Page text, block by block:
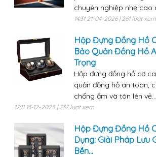
chuyên nghiệp nhẹ cao
14:31 21-04-2026 | 261 lượt xem
Hộp Đựng Đồng Hồ
Bảo Quản Đồng Hồ
Trọng
Hộp đựng đồng hồ cơ
quản đồng hồ an toàn,
chống ẩm và tôn lên vẻ...
17:11 13-12-2025 | 737 lượt xem
Hộp Đựng Đồng Hồ
Dụng: Giải Pháp Lưu
Bền...